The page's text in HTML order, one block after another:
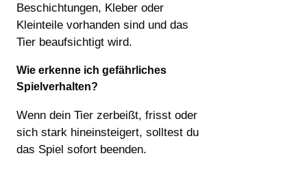
Beschichtungen, Kleber oder
Kleinteile vorhanden sind und das
Tier beaufsichtigt wird.
Wie erkenne ich gefährliches
Spielverhalten?
Wenn dein Tier zerbeißt, frisst oder
sich stark hineinsteigert, solltest du
das Spiel sofort beenden.